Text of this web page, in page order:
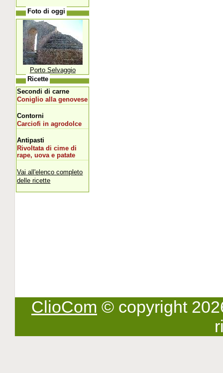
Foto di oggi
Porto Selvaggio
Ricette
Secondi di carne
Coniglio alla genovese
Contorni
Carciofi in agrodolce
Antipasti
Rivoltata di cime di
rape, uova e patate
Vai all'elenco completo
delle ricette
ClioCom © copyright